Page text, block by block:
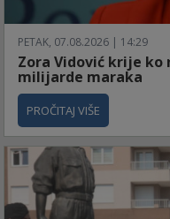
PETAK, 07.08.2026 | 14:29
Zora Vidović krije
milijarde maraka
PROČITAJ VIŠE